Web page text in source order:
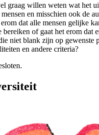
graag willen weten wat het
en misschien ook de
dat alle mensen gelijke
bereiken of gaat het erom dat
niet blank zijn op gewenste
en andere criteria?